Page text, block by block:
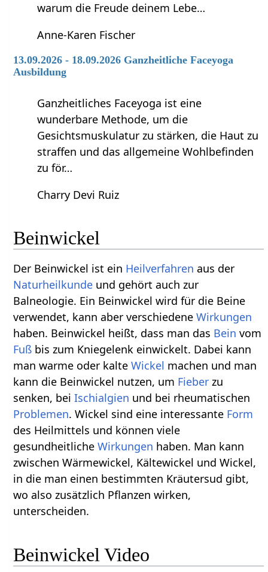
warum die Freude deinem Lebe…
Anne-Karen Fischer
13.09.2026 - 18.09.2026 Ganzheitliche Faceyoga
Ausbildung
Ganzheitliches Faceyoga ist eine
wunderbare Methode, um die
Gesichtsmuskulatur zu stärken, die Haut zu
straffen und das allgemeine Wohlbefinden
zu för…
Charry Devi Ruiz
Beinwickel
Der Beinwickel ist ein Heilverfahren aus der
Naturheilkunde und gehört auch zur
Balneologie. Ein Beinwickel wird für die Beine
verwendet, kann aber verschiedeneWirkungen
haben. Beinwickel heißt, dass man das Bein vom
Fuß bis zum Kniegelenk einwickelt. Dabei kann
man warme oder kalteWickel machen und man
kann die Beinwickel nutzen, um Fieber zu
senken, beiIschialgien und bei rheumatischen
Problemen. Wickel sind eine interessante Form
des Heilmittels und können viele
gesundheitlicheWirkungen haben. Man kann
zwischen Wärmewickel, Kältewickel und Wickel,
in die man einen bestimmten Kräutersud gibt,
wo also zusätzlich Pflanzen wirken,
unterscheiden.
Beinwickel Video